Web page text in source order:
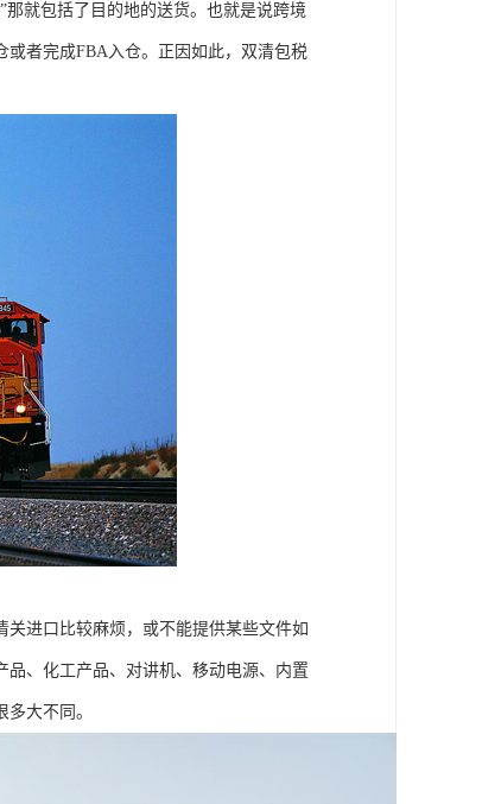
就包括了目的地的送货。也就是说跨境
者完成FBA入仓。正因如此，双清包税
进口比较麻烦，或不能提供某些文件如
、化工产品、对讲机、移动电源、内置
大不同。